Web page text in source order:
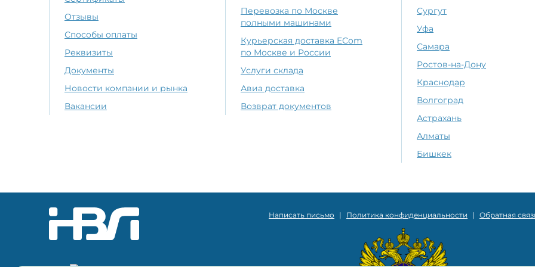
Отзывы
Способы оплаты
Реквизиты
Документы
Новости компании и рынка
Вакансии
Перевозка по Москве
полными машинами
Курьерская доставка ECom
по Москве и России
Услуги склада
Авиа доставка
Возврат документов
Сургут
Уфа
Самара
Ростов-на-Дону
Краснодар
Волгоград
Астрахань
Алматы
Бишкек
Написать письмо | Политика конфиденциальности | Обратная